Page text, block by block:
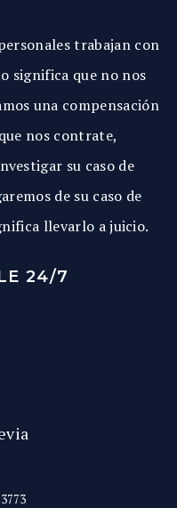
trabajan con
significa que no nos
una compensación
nos contrate,
su caso de
de su caso de
llevarlo a juicio.
24/7